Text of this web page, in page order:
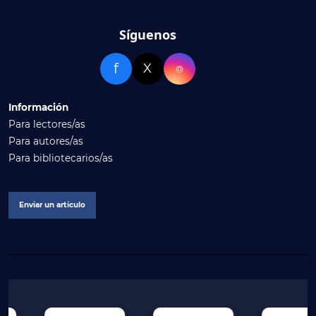
Síguenos
f X ⌾
Información
Para lectores/as
Para autores/as
Para bibliotecarios/as
Enviar un artículo